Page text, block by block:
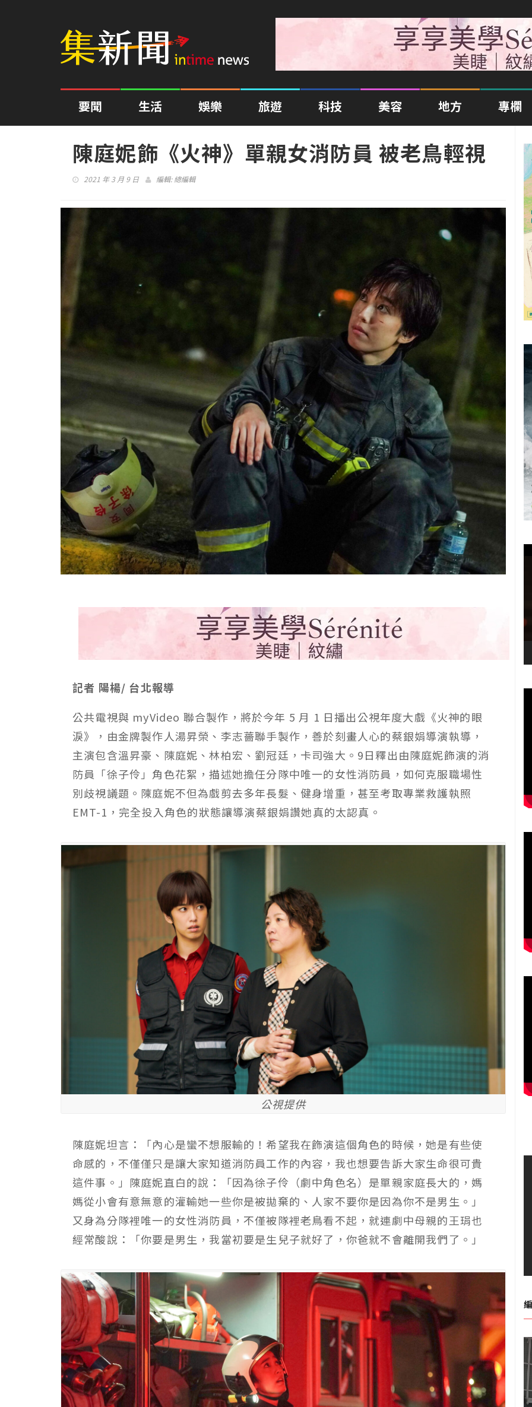
要聞 生活 娛樂 旅遊 科技 美容 地方 專欄
陳庭妮飾《火神》單親女消防員 被老鳥輕視
2021 年 3 月 9 日 編輯:總編輯
記者 陽楊/ 台北報導
公共電視與 myVideo 聯合製作，將於今年 5 月 1 日播出公視年度大戲《火神的眼
淚》，由金牌製作人湯昇榮、李志薔聯手製作，善於刻畫人心的蔡銀娟導演執導，
主演包含溫昇豪、陳庭妮、林柏宏、劉冠廷，卡司強大。9日釋出由陳庭妮飾演的消
防員「徐子伶」角色花絮，描述她擔任分隊中唯一的女性消防員，如何克服職場性
別歧視議題。陳庭妮不但為戲剪去多年長髮、健身增重，甚至考取專業救護執照
EMT-1，完全投入角色的狀態讓導演蔡銀娟讚她真的太認真。
公視提供
陳庭妮坦言：「內心是蠻不想服輸的！希望我在飾演這個角色的時候，她是有些使
命感的，不僅僅只是讓大家知道消防員工作的內容，我也想要告訴大家生命很可貴
這件事。」陳庭妮直白的說：「因為徐子伶（劇中角色名）是單親家庭長大的，媽
媽從小會有意無意的灌輸她一些你是被拋棄的、人家不要你是因為你不是男生。」
又身為分隊裡唯一的女性消防員，不僅被隊裡老鳥看不起，就連劇中母親的王琄也
經常酸說：「你要是男生，我當初要是生兒子就好了，你爸就不會離開我們了。」